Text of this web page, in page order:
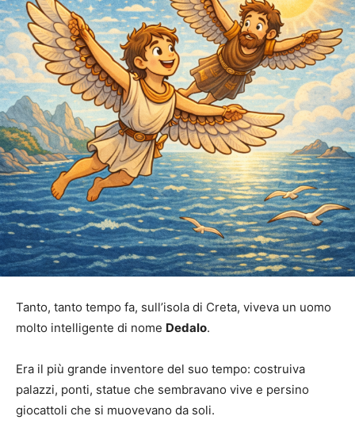
Tanto, tanto tempo fa, sull’isola di Creta, viveva un uomo
molto intelligente di nome Dedalo.
Era il più grande inventore del suo tempo: costruiva
palazzi, ponti, statue che sembravano vive e persino
giocattoli che si muovevano da soli.